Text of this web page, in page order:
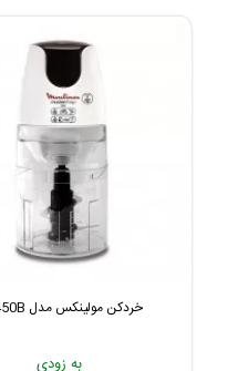
خردکن مولینکس مدل DJ450B
به زودی